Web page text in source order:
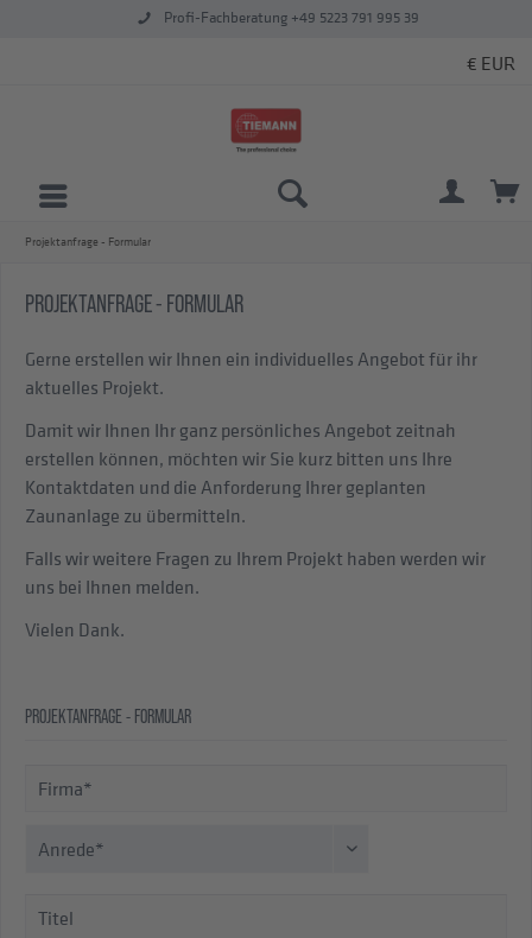
Profi-Fachberatung +49 5223 791 995 39
Projektanfrage - Formular
PROJEKTANFRAGE - FORMULAR
Gerne erstellen wir Ihnen ein individuelles Angebot für ihr
aktuelles Projekt.
Damit wir Ihnen Ihr ganz persönliches Angebot zeitnah
erstellen können, möchten wir Sie kurz bitten uns Ihre
Kontaktdaten und die Anforderung Ihrer geplanten
Zaunanlage zu übermitteln.
Falls wir weitere Fragen zu Ihrem Projekt haben werden wir
uns bei Ihnen melden.
Vielen Dank.
PROJEKTANFRAGE - FORMULAR